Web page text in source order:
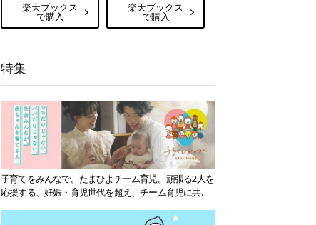
楽天ブックス
で購入
楽天ブックス
で購入
特集
子育てをみんなで。たまひよチーム育児。頑張る2人を
応援する、妊娠・育児世代を超え、チーム育児に共感